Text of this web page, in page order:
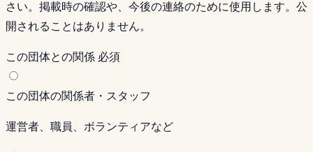
さい。掲載時の確認や、今後の連絡のために使用します。公
開されることはありません。
この団体との関係 必須
この団体の関係者・スタッフ
運営者、職員、ボランティアなど